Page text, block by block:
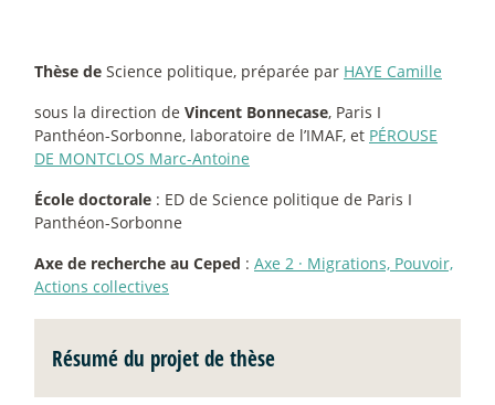
Thèse de Science politique, préparée par HAYE Camille
sous la direction de Vincent Bonnecase, Paris I
Panthéon-Sorbonne, laboratoire de l’IMAF, et PÉROUSE
DE MONTCLOS Marc-Antoine
École doctorale : ED de Science politique de Paris I
Panthéon-Sorbonne
Axe de recherche au Ceped : Axe 2 · Migrations, Pouvoir,
Actions collectives
Résumé du projet de thèse